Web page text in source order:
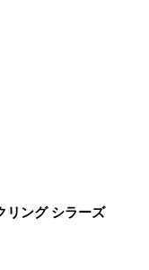
ング シラーズ